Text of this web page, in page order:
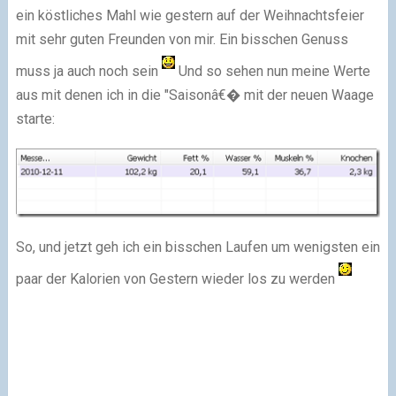
ein köstliches Mahl wie gestern auf der Weihnachtsfeier
mit sehr guten Freunden von mir. Ein bisschen Genuss
muss ja auch noch sein
Und so sehen nun meine Werte
aus mit denen ich in die "Saisonâ€� mit der neuen Waage
starte:
So, und jetzt geh ich ein bisschen Laufen um wenigsten ein
paar der Kalorien von Gestern wieder los zu werden